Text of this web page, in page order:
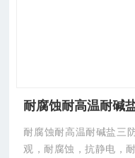
耐腐蚀耐高温耐碱
耐腐蚀耐高温耐碱盐三
观，耐腐蚀，抗静电，耐